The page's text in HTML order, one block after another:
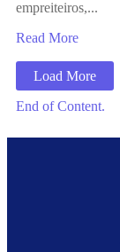
empreiteiros,...
Read More
Load More
End of Content.